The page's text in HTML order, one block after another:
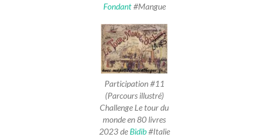
Fondant#Mangue
Participation #11
(Parcours illustré)
Challenge Le tour du
monde en 80 livres
2023 deBidib#Italie